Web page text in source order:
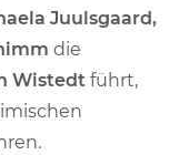
Juulsgaard,
die
Wistedt führt,